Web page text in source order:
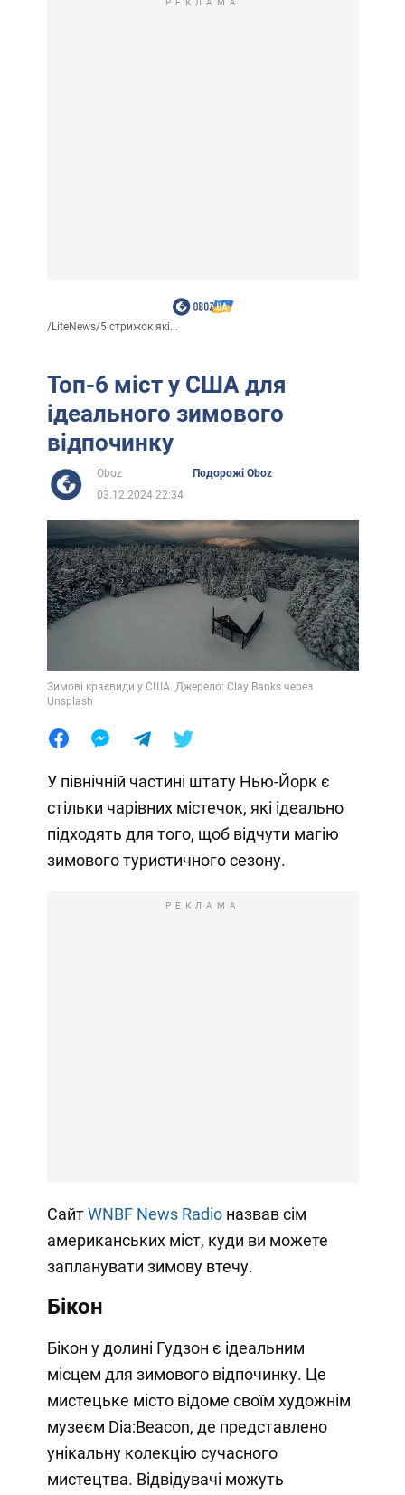
/LiteNews/5 стрижок які...
Топ-6 міст у США для
ідеального зимового
відпочинку
Oboz
Подорожі Oboz
03.12.2024 22:34
Зимові краєвиди у США. Джерело: Clay Banks через
Unsplash
У північній частині штату Нью-Йорк є
стільки чарівних містечок, які ідеально
підходять для того, щоб відчути магію
зимового туристичного сезону.
РЕКЛАМА
СайтWNBF News Radioназвав сім
американських міст, куди ви можете
запланувати зимову втечу.
Бікон
Бікон у долині Гудзон є ідеальним
місцем для зимового відпочинку. Це
мистецьке місто відоме своїм художнім
музеєм Dia:Beacon, де представлено
унікальну колекцію сучасного
мистецтва. Відвідувачі можуть